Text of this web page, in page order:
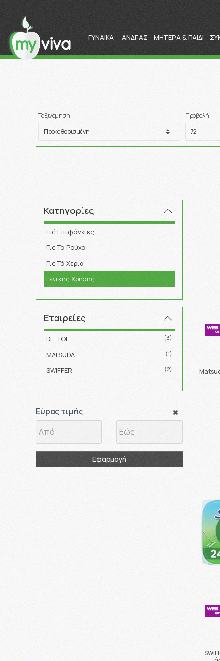
ΓΥΝΑΙΚΑ ΑΝΔΡΑΣ ΜΗΤΕΡΑ & ΠΑΙΔΙ
Ταξινόμηση Προβολή
Κατηγορίες
Γιά Επιφάνειες
Για Τα Ρούχα
Για Τά Χέρια
Γενικής Χρήσης
Εταιρείες
DETTOL (3)
MATSUDA (1)
SWIFFER (2)
Εύρος τιμής
Εφαρμογή